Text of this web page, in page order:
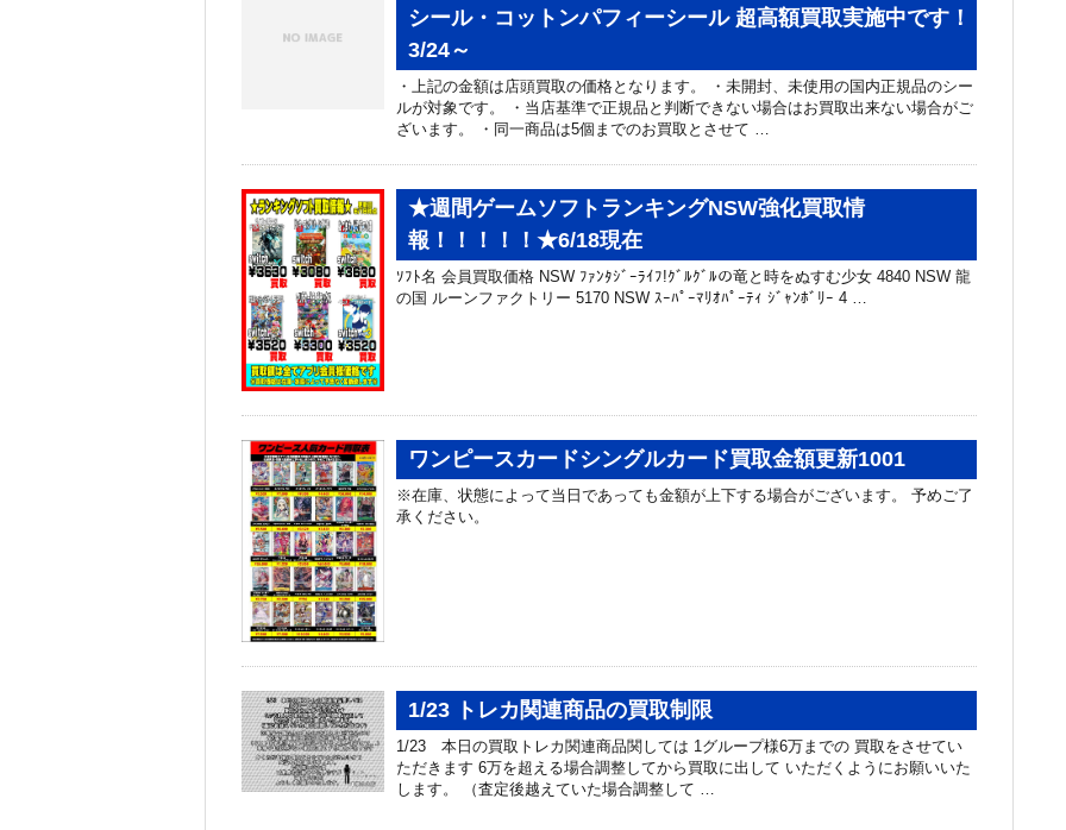
シール・コットンパフィーシール 超高額買取実施中です！
3/24～
・上記の金額は店頭買取の価格となります。 ・未開封、未使用の国内正規品のシー
ルが対象です。 ・当店基準で正規品と判断できない場合はお買取出来ない場合がご
ざいます。 ・同一商品は5個までのお買取とさせて …
★週間ゲームソフトランキングNSW強化買取情
報！！！！！★6/18現在
ｿﾌﾄ名 会員買取価格 NSW ﾌｧﾝﾀｼﾞｰﾗｲﾌ!ｸﾞﾙｸﾞﾙの竜と時をぬすむ少女 4840 NSW 龍
の国 ルーンファクトリー 5170 NSW ｽｰﾊﾟｰﾏﾘｵﾊﾟｰﾃｨ ｼﾞｬﾝﾎﾞﾘｰ 4 …
ワンピースカードシングルカード買取金額更新1001
※在庫、状態によって当日であっても金額が上下する場合がございます。 予めご了
承ください。
1/23 トレカ関連商品の買取制限
1/23 本日の買取トレカ関連商品関しては 1グループ様6万までの 買取をさせてい
ただきます 6万を超える場合調整してから買取に出して いただくようにお願いいた
します。 （査定後越えていた場合調整して …